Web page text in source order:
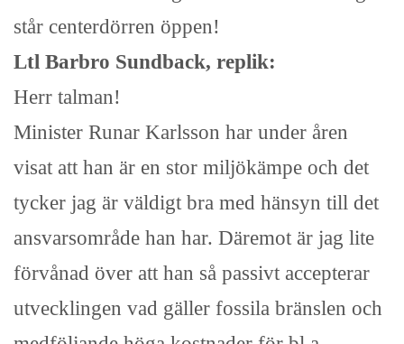
står centerdörren öppen!
Ltl Barbro Sundback, replik:
Herr talman!
Minister Runar Karlsson har under åren
visat att han är en stor miljökämpe och det
tycker jag är väldigt bra med hänsyn till det
ansvarsområde han har. Däremot är jag lite
förvånad över att han så passivt accepterar
utvecklingen vad gäller fossila bränslen och